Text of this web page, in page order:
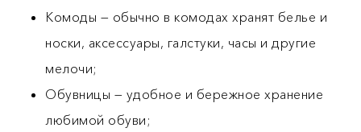
Комоды — обычно в комодах хранят белье и
носки, аксессуары, галстуки, часы и другие
мелочи;
Обувницы — удобное и бережное хранение
любимой обуви;